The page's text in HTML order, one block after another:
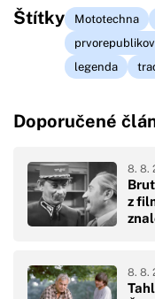
Štítky Mototechna
legenda
Doporučené
z
8. 8.
8. 8.